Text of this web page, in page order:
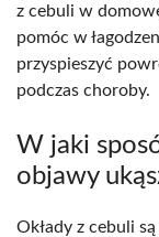
z cebuli w
pomóc w
przyspieszyć
podczas choroby.
W jaki
objawy
Okłady z cebuli